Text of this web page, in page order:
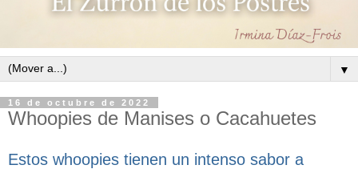
▼
16 de octubre de 2022
Whoopies de Manises o Cacahuetes
Estos whoopies tienen un intenso sabor a